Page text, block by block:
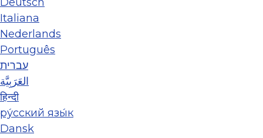
Italiana
Nederlands
Português
עברית
العَرَبِيَّة
हिन्दी
ру́сский язы́к
Dansk